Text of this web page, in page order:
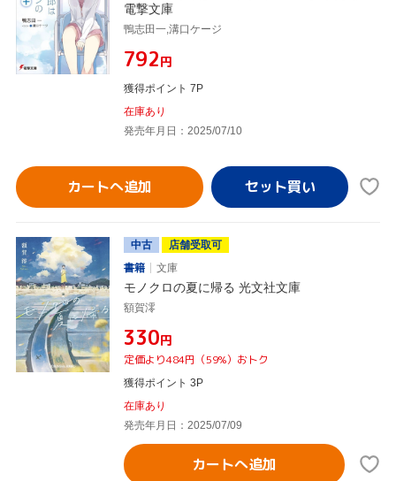
電撃文庫
鴨志田一,溝口ケージ
¥792円
獲得ポイント 7P
在庫あり
発売年月日：2025/07/10
カートへ追加
中古
店舗受取可
書籍
文庫
モノクロの夏に帰る 光文社文庫
額賀澪
¥330円
定価より484円（59%）おトク
獲得ポイント 3P
在庫あり
発売年月日：2025/07/09
カートへ追加